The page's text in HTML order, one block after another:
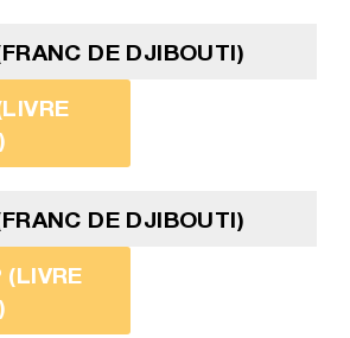
DE DJIBOUTI)
DE DJIBOUTI)